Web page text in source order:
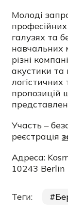
Молоді
галузях та
навчальних
різні
акустики та
логістичних
пропозицій
Участь –
реєстрація
Адреса:
10243 Berlin
Теги: